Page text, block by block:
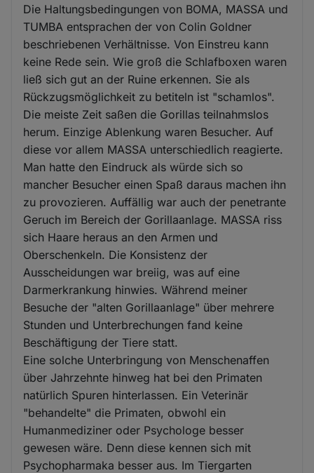
Die Haltungsbedingungen von BOMA, MASSA und
TUMBA entsprachen der von Colin Goldner
beschriebenen Verhältnisse. Von Einstreu kann
keine Rede sein. Wie groß die Schlafboxen waren
ließ sich gut an der Ruine erkennen. Sie als
Rückzugsmöglichkeit zu betiteln ist "schamlos".
Die meiste Zeit saßen die Gorillas teilnahmslos
herum. Einzige Ablenkung waren Besucher. Auf
diese vor allem MASSA unterschiedlich reagierte.
Man hatte den Eindruck als würde sich so
mancher Besucher einen Spaß daraus machen ihn
zu provozieren. Auffällig war auch der penetrante
Geruch im Bereich der Gorillaanlage. MASSA riss
sich Haare heraus an den Armen und
Oberschenkeln. Die Konsistenz der
Ausscheidungen war breiig, was auf eine
Darmerkrankung hinwies. Während meiner
Besuche der "alten Gorillaanlage" über mehrere
Stunden und Unterbrechungen fand keine
Beschäftigung der Tiere statt.
Eine solche Unterbringung von Menschenaffen
über Jahrzehnte hinweg hat bei den Primaten
natürlich Spuren hinterlassen. Ein Veterinär
"behandelte" die Primaten, obwohl ein
Humanmediziner oder Psychologe besser
gewesen wäre. Denn diese kennen sich mit
Psychopharmaka besser aus. Im Tiergarten